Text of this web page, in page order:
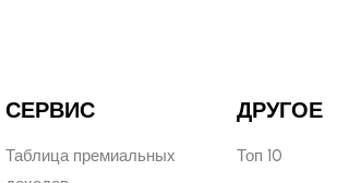
СЕРВИС
Таблица премиальных
ДРУГОЕ
Топ 10